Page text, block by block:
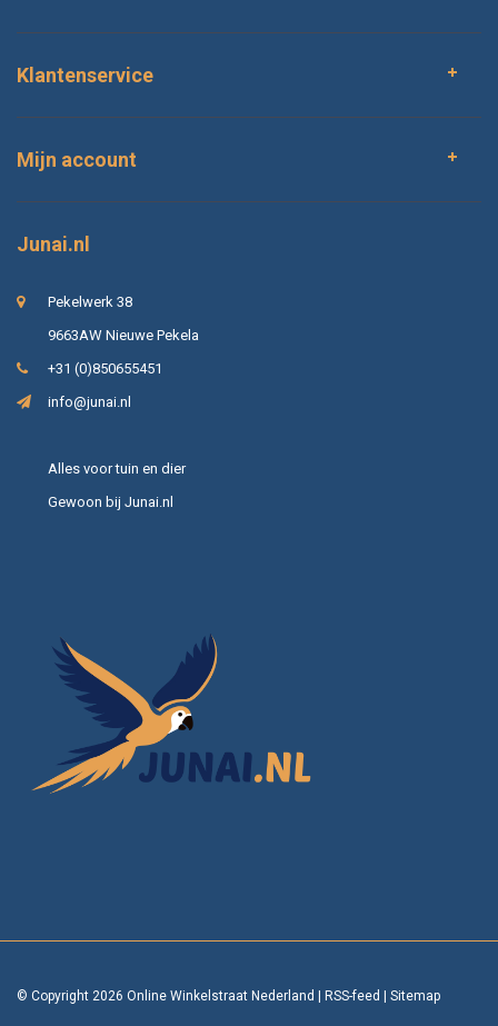
Klantenservice
Mijn account
Junai.nl
Pekelwerk 38
9663AW Nieuwe Pekela
+31 (0)850655451
info@junai.nl
Alles voor tuin en dier
Gewoon bij Junai.nl
© Copyright 2026 Online Winkelstraat Nederland RSS-feed Sitemap